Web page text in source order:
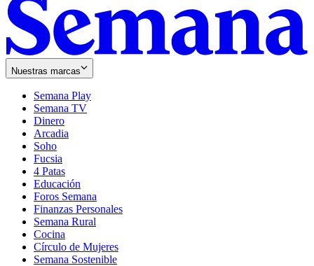
Nuestras marcas
Semana Play
Semana TV
Dinero
Arcadia
Soho
in
new
window
Fucsia
in
new
window
4 Patas
Educación
Foros Semana
Finanzas Personales
Semana Rural
Cocina
Círculo de Mujeres
Semana Sostenible